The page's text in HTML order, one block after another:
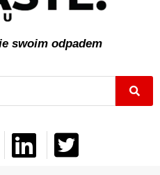
swoim odpadem